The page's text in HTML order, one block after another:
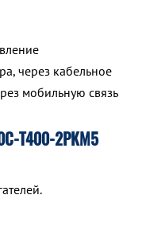
через кабельное
мобильную связь
Т400-2РКМ5